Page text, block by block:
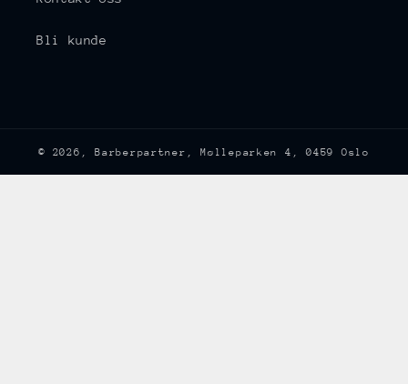
Bli kunde
© 2026,Barberpartner , Mølleparken 4, 0459 Oslo